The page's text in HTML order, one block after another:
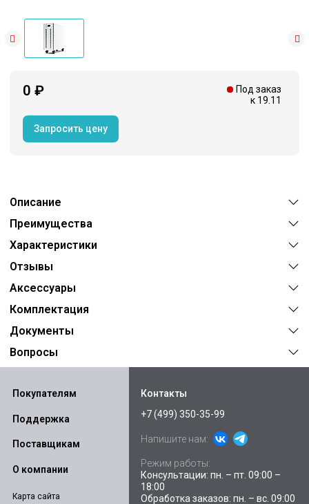
0 ₽
Под заказ
к 19.11
Запросить цену
Описание
Преимущества
Характеристики
Отзывы
Аксессуары
Комплектация
Документы
Вопросы
Покупателям
Поддержка
Поставщикам
О компании
Карта сайта
Контакты
+7 (499) 350-35-99
Напишите нам:
Режим работы:
Консультации: пн. – пт. 09:00 –
18:00
Обработка заказов: пн. – вс. 09:00